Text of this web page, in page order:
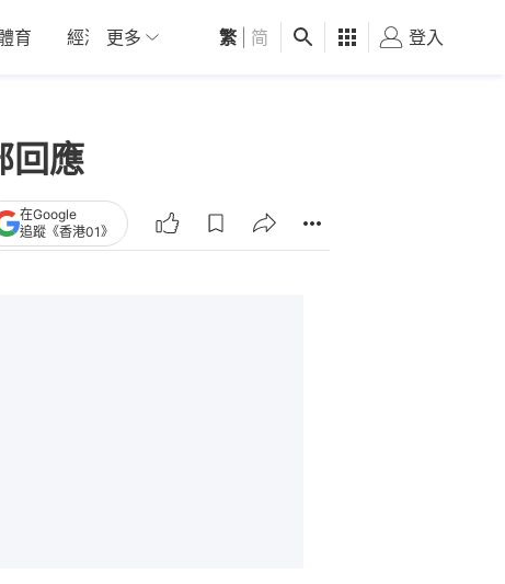
育 經濟 01深圳 觀點 健康 好食玩飛
更多 繁 简 登入
回應
在Google
追蹤《香港01》